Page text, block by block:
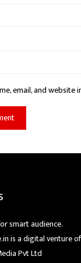
email, and
smart audience.
is a digital venture
Pvt Ltd